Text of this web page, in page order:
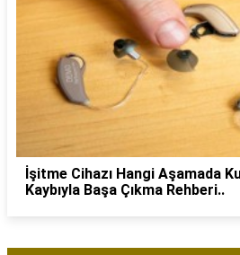
İşitme Cihazı Hangi Aşamada
Kaybıyla Başa Çıkma Rehberi..